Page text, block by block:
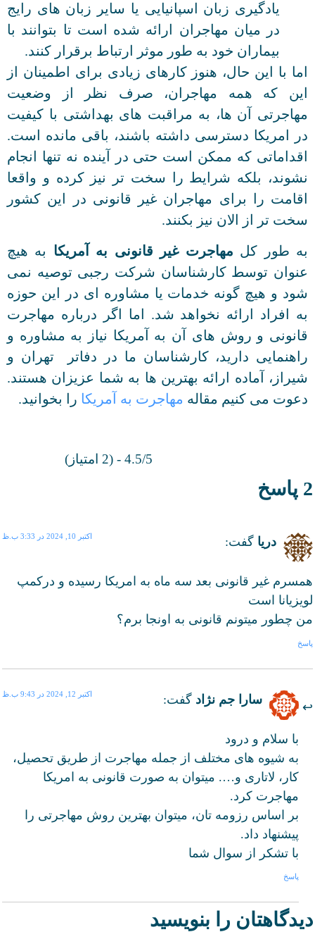
یادگیری زبان اسپانیایی یا سایر زبان های رایج
در میان مهاجران ارائه شده است تا بتوانند با
بیماران خود به طور موثر ارتباط برقرار کنند.
اما با این حال، هنوز کارهای زیادی برای اطمینان از
این که همه مهاجران، صرف نظر از وضعیت
مهاجرتی آن ها، به مراقبت های بهداشتی با کیفیت
در امریکا دسترسی داشته باشند، باقی مانده است.
اقداماتی که ممکن است حتی در آینده نه تنها انجام
نشوند، بلکه شرایط را سخت تر نیز کرده و واقعا
اقامت را برای مهاجران غیر قانونی در این کشور
سخت تر از الان نیز بکنند.
به طور کل مهاجرت غیر قانونی به آمریکا به هیچ
عنوان توسط کارشناسان شرکت رجبی توصیه نمی
شود و هیچ گونه خدمات یا مشاوره ای در این حوزه
به افراد ارائه نخواهد شد. اما اگر درباره مهاجرت
قانونی و روش های آن به آمریکا نیاز به مشاوره و
راهنمایی دارید، کارشناسان ما در دفاتر تهران و
شیراز، آماده ارائه بهترین ها به شما عزیزان هستند.
دعوت می کنیم مقاله مهاجرت به آمریکا را بخوانید.
4.5/5 - (2 امتیاز)
2 پاسخ
دریا گفت: اکتبر 10, 2024 در 3:33 ب.ظ
همسرم غیر قانونی بعد سه ماه به امریکا رسیده و درکمپ
لویزیانا است
من چطور میتونم قانونی به اونجا برم؟
پاسخ
سارا جم نژاد گفت: اکتبر 12, 2024 در 9:43 ب.ظ
با سلام و درود
به شیوه های مختلف از جمله مهاجرت از طریق تحصیل،
کار، لاتاری و…. میتوان به صورت قانونی به امریکا
مهاجرت کرد.
بر اساس رزومه تان، میتوان بهترین روش مهاجرتی را
پیشنهاد داد.
با تشکر از سوال شما
پاسخ
دیدگاهتان را بنویسید